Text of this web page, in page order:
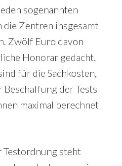
sogenannten
die Zentren insgesamt
Zwölf Euro davon
Honorar gedacht.
für die Sachkosten,
Beschaffung der Tests
maximal berechnet
Testordnung steht